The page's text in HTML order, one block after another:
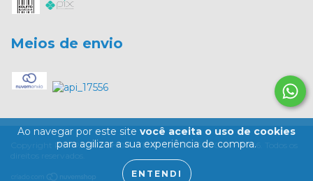
Ao navegar por este site você aceita o uso de cookies
para agilizar a sua experiência de compra.
ENTENDI
Meios de envio
Copyright PET PATÃO SHOP LTDA - 03261656000156 - 2026. Todos os